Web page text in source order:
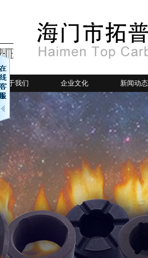
关于我们 企业文化 新闻动态